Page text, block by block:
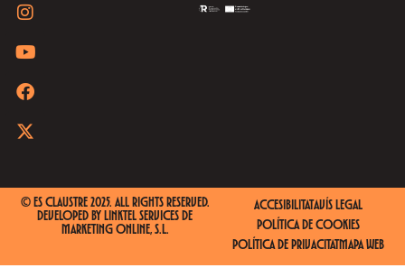
© ES CLAUSTRE 2025. ALL RIGHTS RESERVED.
DEVELOPED BY LINKTEL SERVICES DE
MARKETING ONLINE, S.L.
ACCESIBILITATAVÍS LEGAL
POLÍTICA DE COOKIES
POLÍTICA DE PRIVACITATMAPA WEB